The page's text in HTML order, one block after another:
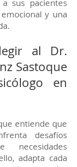
sus pacientes
y una
al Dr.
Sastoque
en
entiende que
desafíos
adapta cada